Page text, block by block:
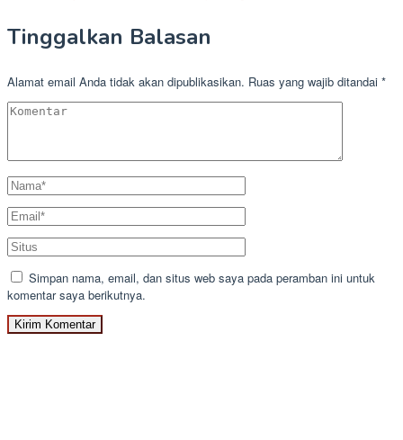
Tinggalkan Balasan
Alamat email Anda tidak akan dipublikasikan. Ruas yang wajib ditandai *
Simpan nama, email, dan situs web saya pada peramban ini untuk
komentar saya berikutnya.